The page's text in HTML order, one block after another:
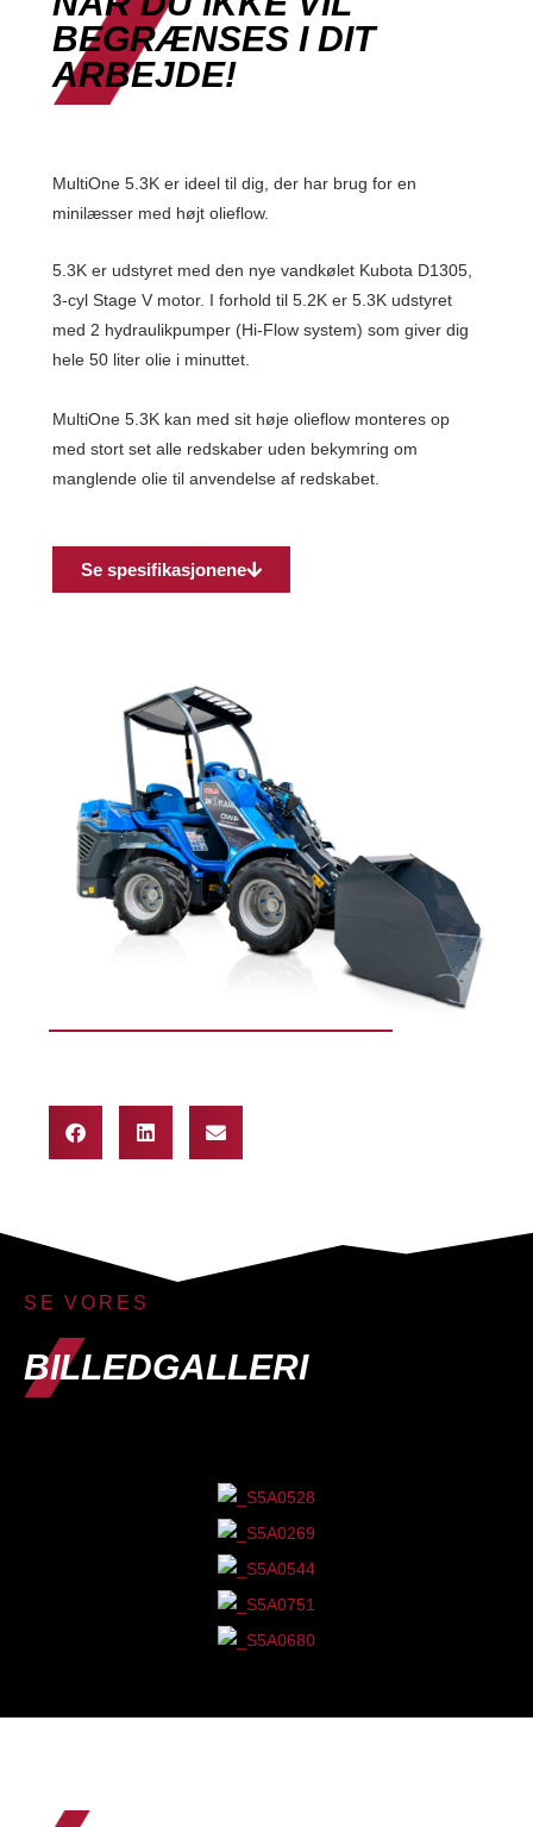
BEGRÆNSES I DIT
ARBEJDE!
MultiOne 5.3K er ideel til dig, der har brug for en
minilæsser med højt olieflow.
5.3K er udstyret med den nye vandkølet Kubota D1305,
3-cyl Stage V motor. I forhold til 5.2K er 5.3K udstyret
med 2 hydraulikpumper (Hi-Flow system) som giver dig
hele 50 liter olie i minuttet.
MultiOne 5.3K kan med sit høje olieflow monteres op
med stort set alle redskaber uden bekymring om
manglende olie til anvendelse af redskabet.
Se spesifikasjonene
SE VORES
BILLEDGALLERI